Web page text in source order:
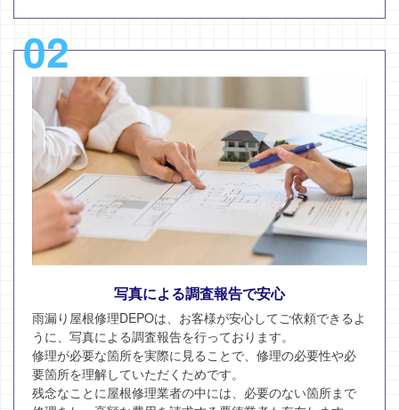
02
写真による調査報告で安心
雨漏り屋根修理DEPOは、お客様が安心してご依頼できるよ
うに、写真による調査報告を行っております。
修理が必要な箇所を実際に見ることで、修理の必要性や必
要箇所を理解していただくためです。
残念なことに屋根修理業者の中には、必要のない箇所まで